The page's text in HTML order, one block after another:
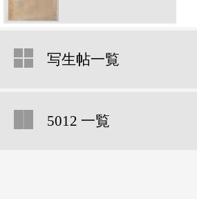
写生帖一覧
5012 一覧